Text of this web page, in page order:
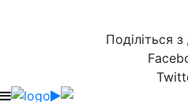
Поділіться